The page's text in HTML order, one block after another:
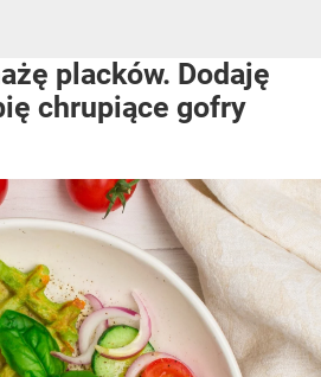
placków. Dodaję
chrupiące gofry